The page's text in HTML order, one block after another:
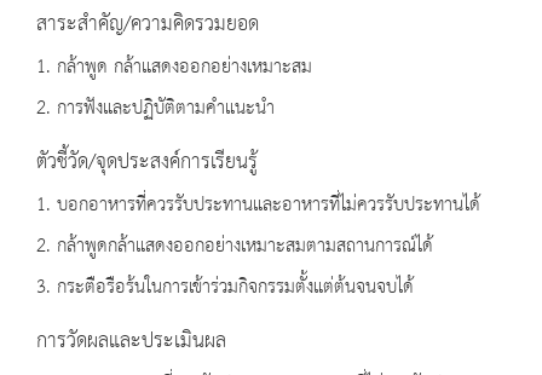
สาระสำคัญ/ความคิดรวมยอด
1. กล้าพูด กล้าแสดงออกอย่างเหมาะสม
2. การฟังและปฏิบัติตามคำแนะนำ
ตัวชี้วัด/จุดประสงค์การเรียนรู้
1. บอกอาหารที่ควรรับประทานและอาหารที่ไม่ควรรับประทานได้
2. กล้าพูดกล้าแสดงออกอย่างเหมาะสมตามสถานการณ์ได้
3. กระตือรือร้นในการเข้าร่วมกิจกรรมตั้งแต่ต้นจนจบได้
การวัดผลและประเมินผล